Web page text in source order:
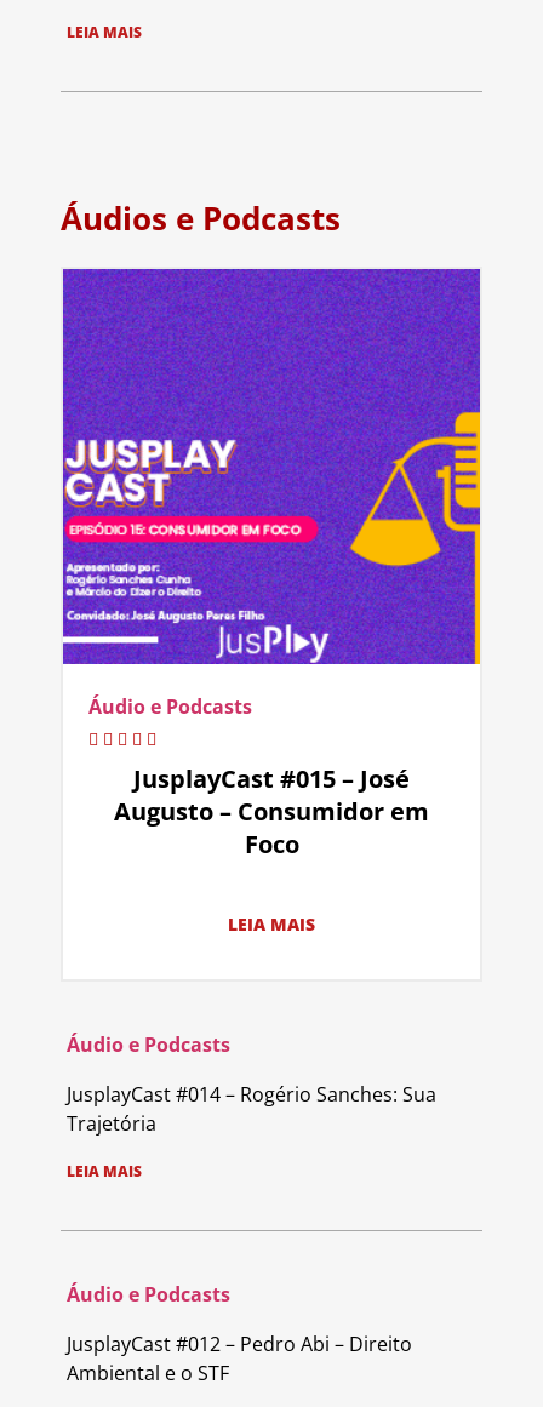
LEIA MAIS
Áudios e Podcasts
Áudio e Podcasts
JusplayCast #015 – José
Augusto – Consumidor em
Foco
LEIA MAIS
Áudio e Podcasts
JusplayCast #014 – Rogério Sanches: Sua
Trajetória
LEIA MAIS
Áudio e Podcasts
JusplayCast #012 – Pedro Abi – Direito
Ambiental e o STF